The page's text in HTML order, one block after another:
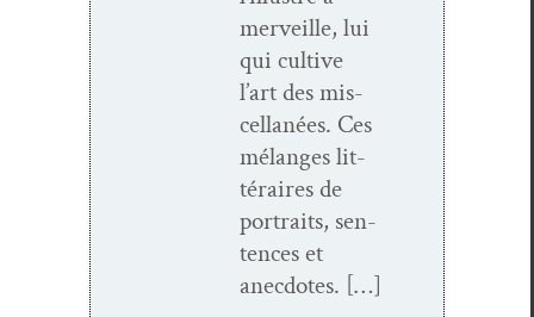
mer­veille, lui
qui cul­tive
l’art des mis­
cel­lanées. Ces
mélanges lit­
téraires de
por­traits, sen­
tences et
anecdotes. […]